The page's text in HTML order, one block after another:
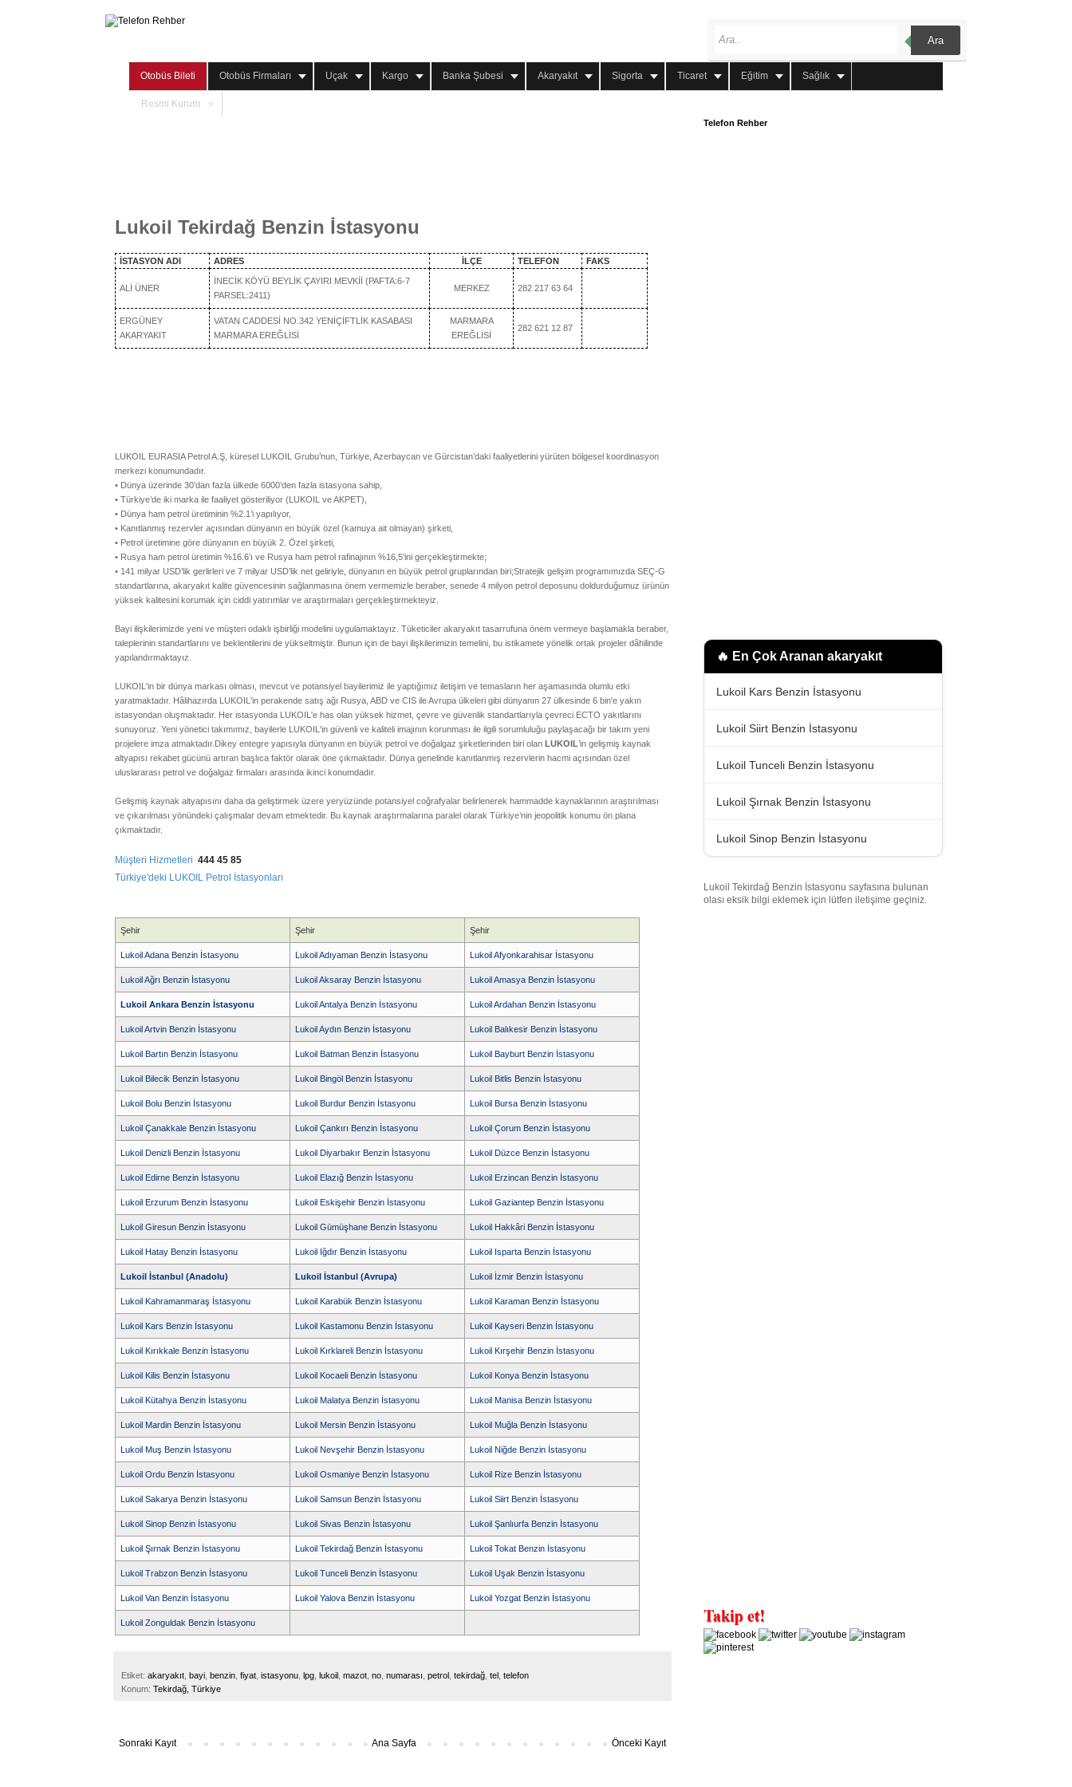
Ara
Otobüs Bileti Otobüs Firmaları Uçak Kargo Banka Şubesi Akaryakıt Sigorta Ticaret Eğitim Sağlık
Resmi Kurum
Lukoil Tekirdağ Benzin İstasyonu
İSTASYON ADI ADRES İLÇE TELEFON FAKS
ALİ ÜNER
İNECİK KÖYÜ BEYLİK ÇAYIRI MEVKİİ (PAFTA:6-7
PARSEL:2411)
MERKEZ 282 217 63 64
ERGÜNEY
AKARYAKIT
VATAN CADDESİ NO.342 YENİÇİFTLİK KASABASI
MARMARA EREĞLİSİ
MARMARA
EREĞLİSİ
282 621 12 87
LUKOIL EURASIA Petrol A.Ş, küresel LUKOIL Grubu’nun, Türkiye, Azerbaycan ve Gürcistan’daki faaliyetlerini yürüten bölgesel koordinasyon
merkezi konumundadır.
• Dünya üzerinde 30’dan fazla ülkede 6000’den fazla istasyona sahip,
• Türkiye’de iki marka ile faaliyet gösteriliyor (LUKOIL ve AKPET),
• Dünya ham petrol üretiminin %2.1’i yapılıyor,
• Kanıtlanmış rezervler açısından dünyanın en büyük özel (kamuya ait olmayan) şirketi,
• Petrol üretimine göre dünyanın en büyük 2. Özel şirketi,
• Rusya ham petrol üretimin %16.6’ı ve Rusya ham petrol rafinajının %16,5'ini gerçekleştirmekte;
• 141 milyar USD’lik gerlirleri ve 7 milyar USD’lik net geliriyle, dünyanın en büyük petrol gruplarından biri;Stratejik gelişim programımızda SEÇ-G
standartlarına, akaryakıt kalite güvencesinin sağlanmasına önem vermemizle beraber, senede 4 milyon petrol deposunu doldurduğumuz ürünün
yüksek kalitesini korumak için ciddi yatırımlar ve araştırmaları gerçekleştirmekteyiz.
Bayi ilişkilerimizde yeni ve müşteri odaklı işbirliği modelini uygulamaktayız. Tüketiciler akaryakıt tasarrufuna önem vermeye başlamakla beraber,
taleplerinin standartlarını ve beklentilerini de yükseltmiştir. Bunun için de bayi ilişkilerimizin temelini, bu istikamete yönelik ortak projeler dâhilinde
yapılandırmaktayız.
LUKOIL'in bir dünya markası olması, mevcut ve potansiyel bayilerimiz ile yaptığımız iletişim ve temasların her aşamasında olumlu etki
yaratmaktadır. Hâlihazırda LUKOIL'in perakende satış ağı Rusya, ABD ve CIS ile Avrupa ülkeleri gibi dünyanın 27 ülkesinde 6 bin'e yakın
istasyondan oluşmaktadır. Her istasyonda LUKOIL'e has olan yüksek hizmet, çevre ve güvenlik standartlarıyla çevreci ECTO yakıtlarını
sunuyoruz. Yeni yönetici takımımız, bayilerle LUKOIL'in güvenli ve kaliteli imajının korunması ile ilgili sorumluluğu paylaşacağı bir takım yeni
projelere imza atmaktadır. Dikey entegre yapısıyla dünyanın en büyük petrol ve doğalgaz şirketlerinden biri olan LUKOIL’in gelişmiş kaynak
altyapısı rekabet gücünü artıran başlıca faktör olarak öne çıkmaktadır. Dünya genelinde kanıtlanmış rezervlerin hacmi açısından özel
uluslararası petrol ve doğalgaz firmaları arasında ikinci konumdadır.
Gelişmiş kaynak altyapısını daha da geliştirmek üzere yeryüzünde potansiyel coğrafyalar belirlenerek hammadde kaynaklarının araştırılması
ve çıkarılması yönündeki çalışmalar devam etmektedir. Bu kaynak araştırmalarına paralel olarak Türkiye’nin jeopolitik konumu ön plana
çıkmaktadır.
Müşteri Hizmetleri 444 45 85
Türkiye'deki LUKOIL Petrol İstasyonları
Şehir Şehir Şehir
Lukoil Adana Benzin İstasyonu Lukoil Adıyaman Benzin İstasyonu Lukoil Afyonkarahisar İstasyonu
Lukoil Ağrı Benzin İstasyonu Lukoil Aksaray Benzin İstasyonu Lukoil Amasya Benzin İstasyonu
Lukoil Ankara Benzin İstasyonu Lukoil Antalya Benzin İstasyonu Lukoil Ardahan Benzin İstasyonu
Lukoil Artvin Benzin İstasyonu Lukoil Aydın Benzin İstasyonu Lukoil Balıkesir Benzin İstasyonu
Lukoil Bartın Benzin İstasyonu Lukoil Batman Benzin İstasyonu Lukoil Bayburt Benzin İstasyonu
Lukoil Bilecik Benzin İstasyonu Lukoil Bingöl Benzin İstasyonu Lukoil Bitlis Benzin İstasyonu
Lukoil Bolu Benzin İstasyonu Lukoil Burdur Benzin İstasyonu Lukoil Bursa Benzin İstasyonu
Lukoil Çanakkale Benzin İstasyonu Lukoil Çankırı Benzin İstasyonu Lukoil Çorum Benzin İstasyonu
Lukoil Denizli Benzin İstasyonu Lukoil Diyarbakır Benzin İstasyonu Lukoil Düzce Benzin İstasyonu
Lukoil Edirne Benzin İstasyonu Lukoil Elazığ Benzin İstasyonu Lukoil Erzincan Benzin İstasyonu
Lukoil Erzurum Benzin İstasyonu Lukoil Eskişehir Benzin İstasyonu Lukoil Gaziantep Benzin İstasyonu
Lukoil Giresun Benzin İstasyonu Lukoil Gümüşhane Benzin İstasyonu Lukoil Hakkâri Benzin İstasyonu
Lukoil Hatay Benzin İstasyonu Lukoil Iğdır Benzin İstasyonu Lukoil Isparta Benzin İstasyonu
Lukoil İstanbul (Anadolu) Lukoil İstanbul (Avrupa) Lukoil İzmir Benzin İstasyonu
Lukoil Kahramanmaraş İstasyonu Lukoil Karabük Benzin İstasyonu Lukoil Karaman Benzin İstasyonu
Lukoil Kars Benzin İstasyonu Lukoil Kastamonu Benzin İstasyonu Lukoil Kayseri Benzin İstasyonu
Lukoil Kırıkkale Benzin İstasyonu Lukoil Kırklareli Benzin İstasyonu Lukoil Kırşehir Benzin İstasyonu
Lukoil Kilis Benzin İstasyonu Lukoil Kocaeli Benzin İstasyonu Lukoil Konya Benzin İstasyonu
Lukoil Kütahya Benzin İstasyonu Lukoil Malatya Benzin İstasyonu Lukoil Manisa Benzin İstasyonu
Lukoil Mardin Benzin İstasyonu Lukoil Mersin Benzin İstasyonu Lukoil Muğla Benzin İstasyonu
Lukoil Muş Benzin İstasyonu Lukoil Nevşehir Benzin İstasyonu Lukoil Niğde Benzin İstasyonu
Lukoil Ordu Benzin İstasyonu Lukoil Osmaniye Benzin İstasyonu Lukoil Rize Benzin İstasyonu
Lukoil Sakarya Benzin İstasyonu Lukoil Samsun Benzin İstasyonu Lukoil Siirt Benzin İstasyonu
Lukoil Sinop Benzin İstasyonu Lukoil Sivas Benzin İstasyonu Lukoil Şanlıurfa Benzin İstasyonu
Lukoil Şırnak Benzin İstasyonu Lukoil Tekirdağ Benzin İstasyonu Lukoil Tokat Benzin İstasyonu
Lukoil Trabzon Benzin İstasyonu Lukoil Tunceli Benzin İstasyonu Lukoil Uşak Benzin İstasyonu
Lukoil Van Benzin İstasyonu Lukoil Yalova Benzin İstasyonu Lukoil Yozgat Benzin İstasyonu
Lukoil Zonguldak Benzin İstasyonu
Etiket: akaryakıt bayi benzin fiyat istasyonu lpg lukoil mazot no numarası petrol tekirdağ tel telefon
Konum: Tekirdağ, Türkiye
Sonraki Kayıt Önceki Kayıt
Ana Sayfa
Telefon Rehber
🔥 En Çok Aranan akaryakıt
Lukoil Kars Benzin İstasyonu
Lukoil Siirt Benzin İstasyonu
Lukoil Tunceli Benzin İstasyonu
Lukoil Şırnak Benzin İstasyonu
Lukoil Sinop Benzin İstasyonu
Lukoil Tekirdağ Benzin İstasyonu sayfasına bulunan
olası eksik bilgi eklemek için lütfen iletişime geçiniz.